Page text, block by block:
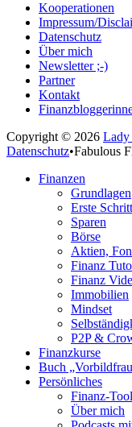
Kooperationen
Impressum/
Datenschutz
Über mich
Newsletter ;-)
Partner
Kontakt
Copyright © 2026 Lady
Datenschutz•Fabulous
oben
Finanzen
Grundlagen
Erste
Sparen
Börse
Aktien,
Finanz
Finanz
Immobilien
Mindset
P2P &
Finanzkurse
Buch
Persönliches
Finanz-
Über mich